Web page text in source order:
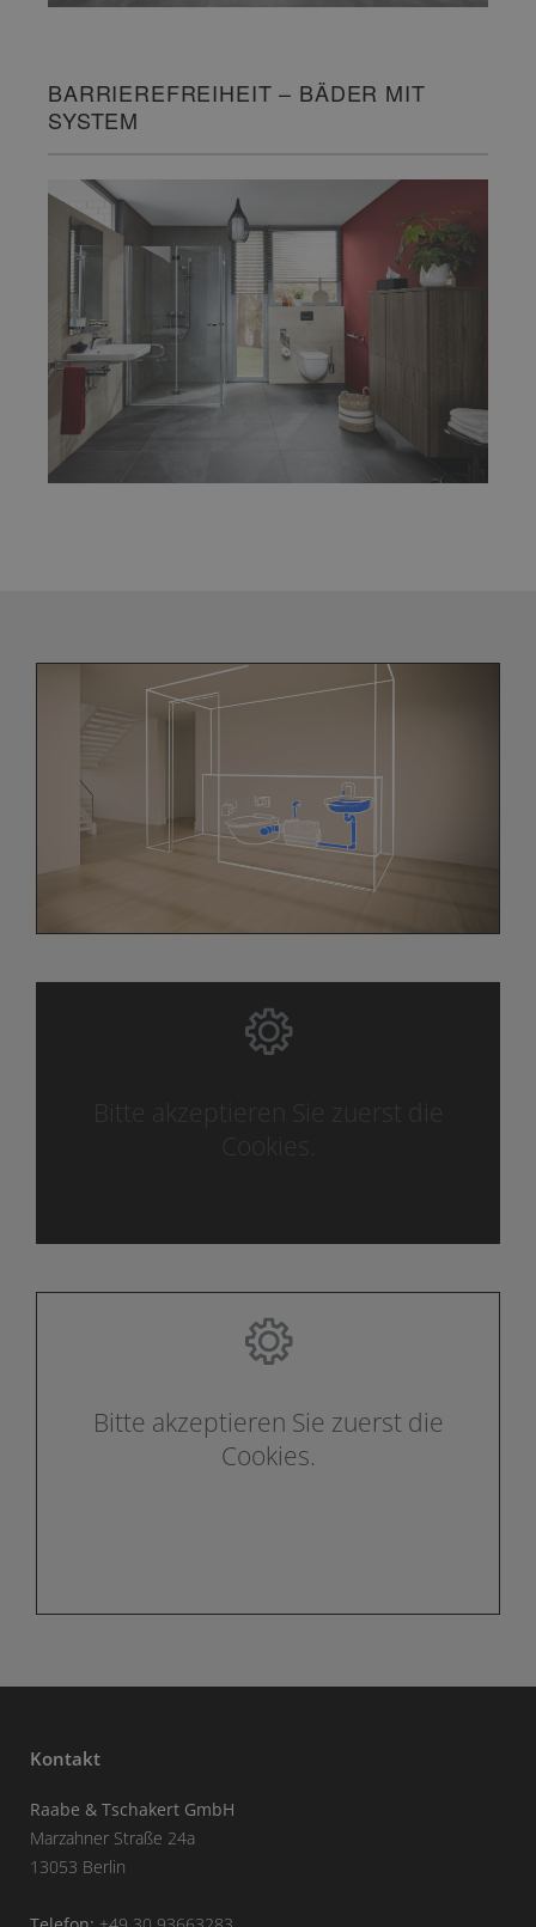
BARRIEREFREIHEIT – BÄDER MIT
SYSTEM
Bitte akzeptieren Sie zuerst die
Cookies.
Kontakt
Raabe & Tschakert GmbH
Marzahner Straße 24a
13053 Berlin